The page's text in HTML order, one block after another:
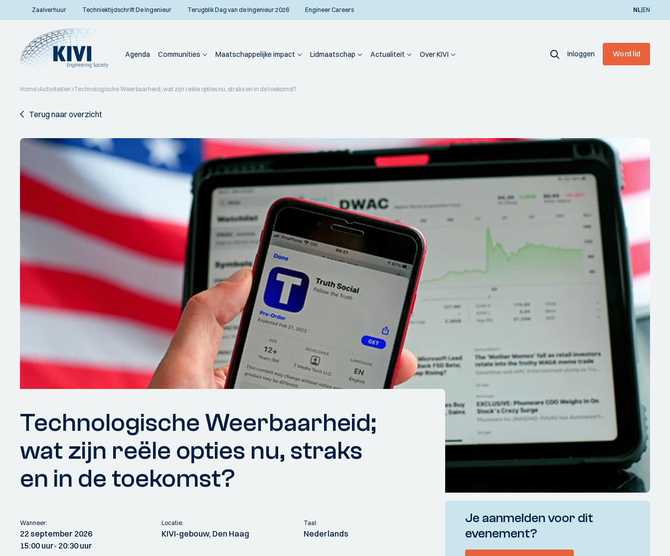
Zaalverhuur Techniektijdschrift De Ingenieur Terugblik Dag van de Ingenieur 2026 Engineer Careers NL|EN
Agenda Communities Maatschappelijke impact Lidmaatschap Actualiteit Over KIVI Inloggen Word lid
Home Activiteiten Technologische Weerbaarheid; wat zijn reële opties nu, straks en in de toekomst?
Terug naar overzicht
Technologische Weerbaarheid;
wat zijn reële opties nu, straks
en in de toekomst?
Wanneer:
22 september 2026
15:00 uur- 20:30 uur
Locatie:
KIVI-gebouw, Den Haag
Taal:
Nederlands
Je aanmelden voor dit
evenement?